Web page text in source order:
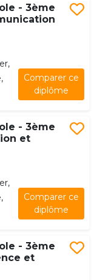
- 3ème
Comparer ce
diplôme
- 3ème
et
Comparer ce
diplôme
- 3ème
et